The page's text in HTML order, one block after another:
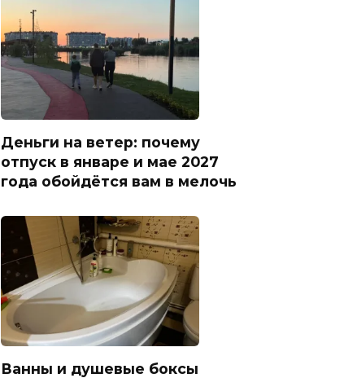
Деньги на ветер: почему
отпуск в январе и мае 2027
года обойдётся вам в мелочь
Ванны и душевые боксы